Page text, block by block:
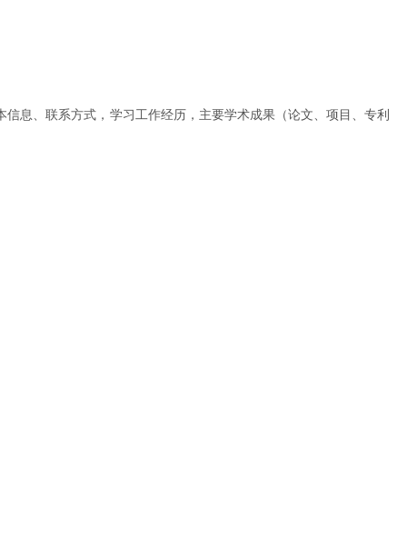
息、联系方式，学习工作经历，主要学术成果（论文、项目、专利